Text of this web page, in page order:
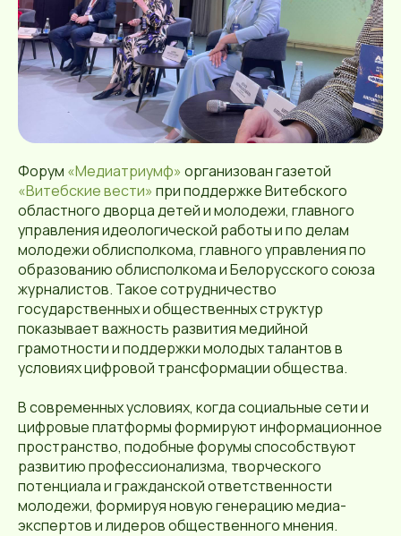
Форум «Медиатриумф» организован газетой
«Витебские вести» при поддержке Витебского
областного дворца детей и молодежи, главного
управления идеологической работы и по делам
молодежи облисполкома, главного управления по
образованию облисполкома и Белорусского союза
журналистов. Такое сотрудничество
государственных и общественных структур
показывает важность развития медийной
грамотности и поддержки молодых талантов в
условиях цифровой трансформации общества.
В современных условиях, когда социальные сети и
цифровые платформы формируют информационное
пространство, подобные форумы способствуют
развитию профессионализма, творческого
потенциала и гражданской ответственности
молодежи, формируя новую генерацию медиа-
экспертов и лидеров общественного мнения.